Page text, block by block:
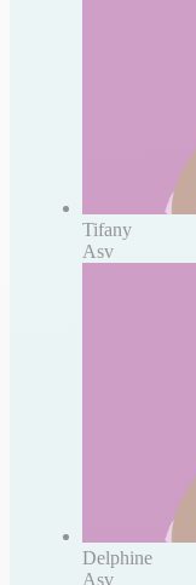
Tifany
Asv
Delphine
Asv